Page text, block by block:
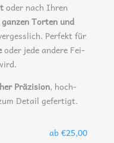
oder nach Ihren
gan­zen Tor­ten und
Per­fekt für
oder jede ande­re Fei­
Prä­zi­si­on, hoch­
Detail gefertigt.
ab €25,00